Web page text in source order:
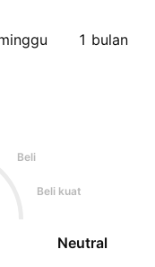
1 bulan
Beli
Beli kuat
Neutral